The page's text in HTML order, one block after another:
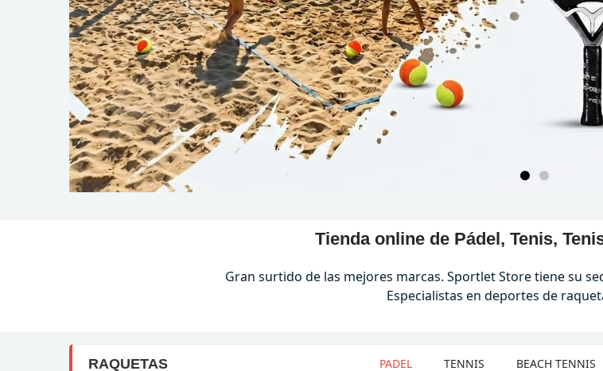
Tienda online de Pádel, Tenis,
Gran surtido de las mejores marcas. Sportlet Store tiene su
Especialistas en deportes de
RAQUETAS PADEL TENNIS BEACH TENNIS